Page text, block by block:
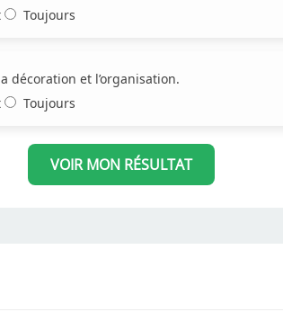
Toujours
décoration et l’organisation.
Toujours
VOIR MON RÉSULTAT